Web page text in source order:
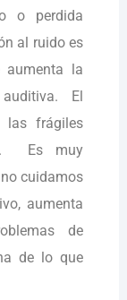
o perdida
al ruido es
aumenta la
auditiva. El
las frágiles
Es muy
cuidamos
aumenta
de
de lo que